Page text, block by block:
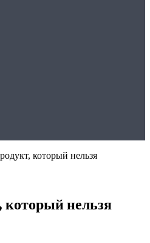
который нельзя
нельзя